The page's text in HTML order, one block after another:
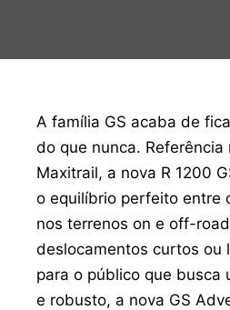
A família GS acaba de
do que nunca. Referência
Maxitrail, a nova R 1200
o equilíbrio perfeito entre
nos terrenos on e off-
deslocamentos curtos ou
para o público que busca
e robusto, a nova GS